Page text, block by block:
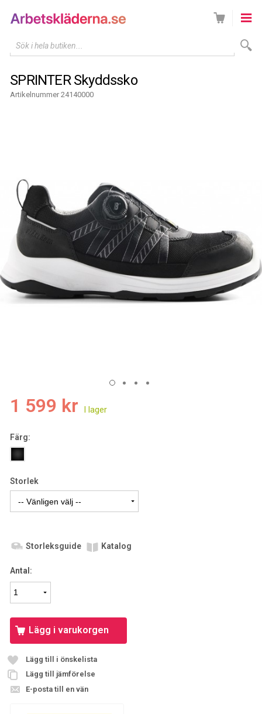
Sök i hela butiken...
SPRINTER Skyddssko
Artikelnummer 24140000
1 599 kr
Färg:
Storlek
Storleksguide Katalog
Antal:
Lägg i varukorgen
Lägg till i önskelista
Lägg till jämförelse
E-posta till en vän